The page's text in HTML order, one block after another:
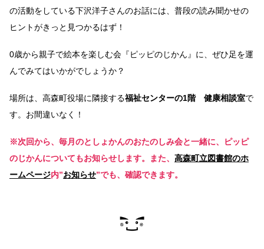
の活動をしている下沢洋子さんのお話には、普段の読み聞かせの
ヒントがきっと見つかるはず！
0歳から親子で絵本を楽しむ会『ピッピのじかん』に、ぜひ足を運
んでみてはいかがでしょうか？
場所は、高森町役場に隣接する福祉センターの1階 健康相談室で
す。お間違いなく！
※次回から、毎月のとしょかんのおたのしみ会と一緒に、ピッピ
のじかんについてもお知らせします。
また、 高森町立図書館のホ
ームページ内”お知らせ”でも、確認できます。